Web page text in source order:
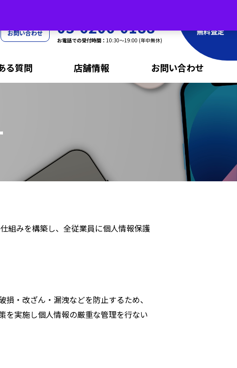
お問い合わせ 03-6206-0188
お電話での受付時間： 10:30〜19:00 (年中無休)
無料査定
る質問 店舗情報 お問い合わせ
組みを構築し、全従業員に個人情報保護
・改ざん・漏洩などを防止するため、
を実施し個人情報の厳重な管理を行ない